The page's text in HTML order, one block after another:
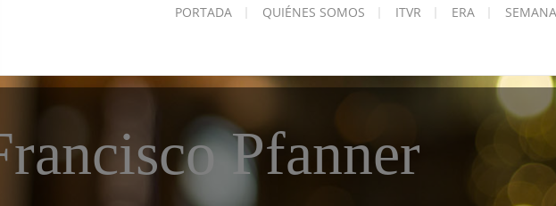
PORTADA QUIÉNES SOMOS ITVR ERA
Pfanner